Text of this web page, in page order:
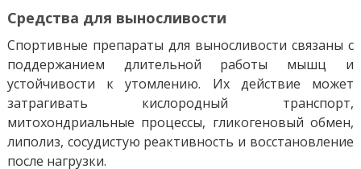
Средства для выносливости
Спортивные препараты для выносливости связаны с
поддержанием длительной работы мышц и
устойчивости к утомлению. Их действие может
затрагивать кислородный транспорт,
митохондриальные процессы, гликогеновый обмен,
липолиз, сосудистую реактивность и восстановление
после нагрузки.